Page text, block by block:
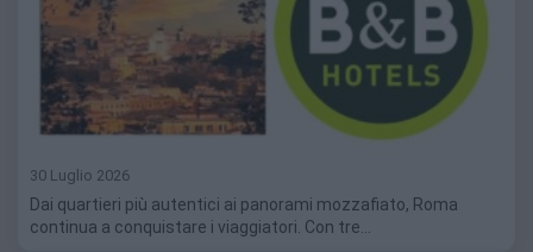
30 Luglio 2026
Dai quartieri più autentici ai panorami mozzafiato, Roma
continua a conquistare i viaggiatori. Con tre…